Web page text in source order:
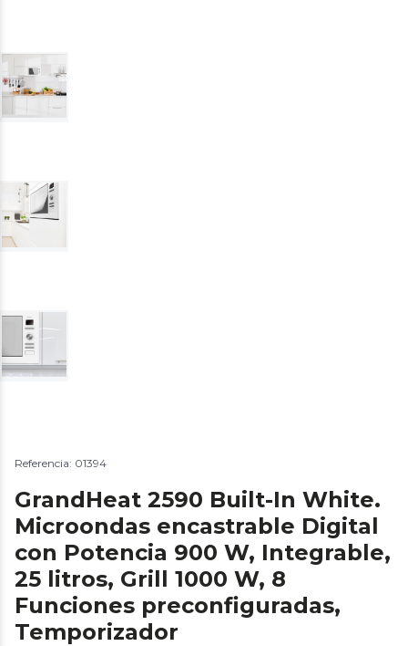
Referencia: 01394
GrandHeat 2590 Built-In White.
Microondas encastrable Digital
con Potencia 900 W, Integrable,
25 litros, Grill 1000 W, 8
Funciones preconfiguradas,
Temporizador